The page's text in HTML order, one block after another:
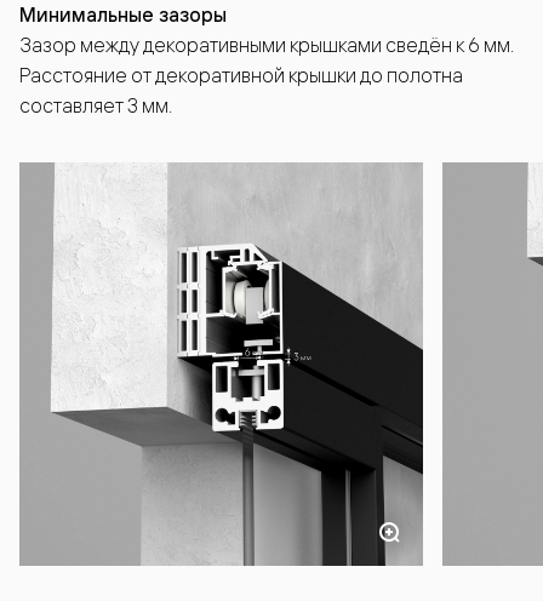
Минимальные зазоры
Зазор между декоративными крышками сведён к 6 мм.
Расстояние от декоративной крышки до полотна
составляет 3 мм.